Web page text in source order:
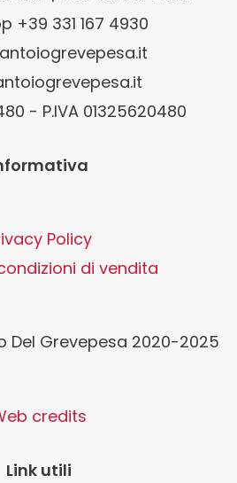
+39 331 167 4930
- P.IVA 01325620480
Policy
di vendita
Del Grevepesa 2020-2025
credits
Link utili